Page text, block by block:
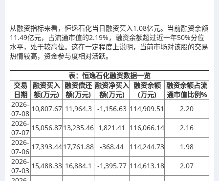
从融资指标来看，恒逸石化当日融资买入1.08亿元。当前融资余额
11.49亿元，占流通市值的2.19%，融资余额超过近一年50%分位
水平，处于较高位。这在一定程度上说明，当前市场对该股的交易
热情较高，资金参与度相对活跃。
表：恒逸石化融资数据一览
交易
日期
融资买入
额(万元)
融资偿还
额(万元)
融资净买入
额(万元)
融资余额
(万元)
融资余额占流
通市值比例%
2026-
07-08
10,807.67 11,964.3 -1,156.63 114,909.51
2.20
2026-
07-07
15,056.8713,235.46 1,821.41 116,066.14
2.16
2026-
07-06
17,393.4417,761.88 -368.44 114,244.73
1.98
2026-
07-03
15,488.33 16,884.1 -1,395.77 114,613.18
2.07